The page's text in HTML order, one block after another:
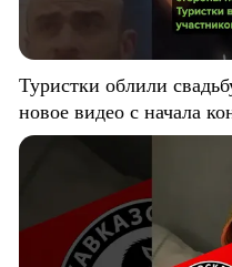
Туристки облили
новое видео с начала